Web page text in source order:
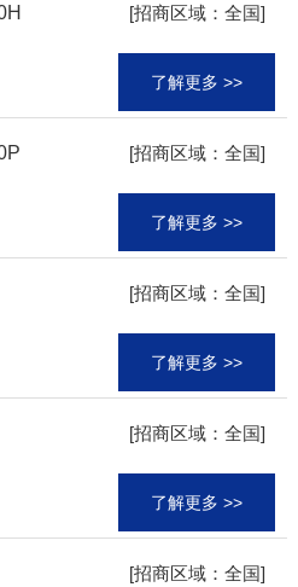
[招商区域：全国]
了解更多 >>
[招商区域：全国]
了解更多 >>
[招商区域：全国]
了解更多 >>
[招商区域：全国]
了解更多 >>
[招商区域：全国]